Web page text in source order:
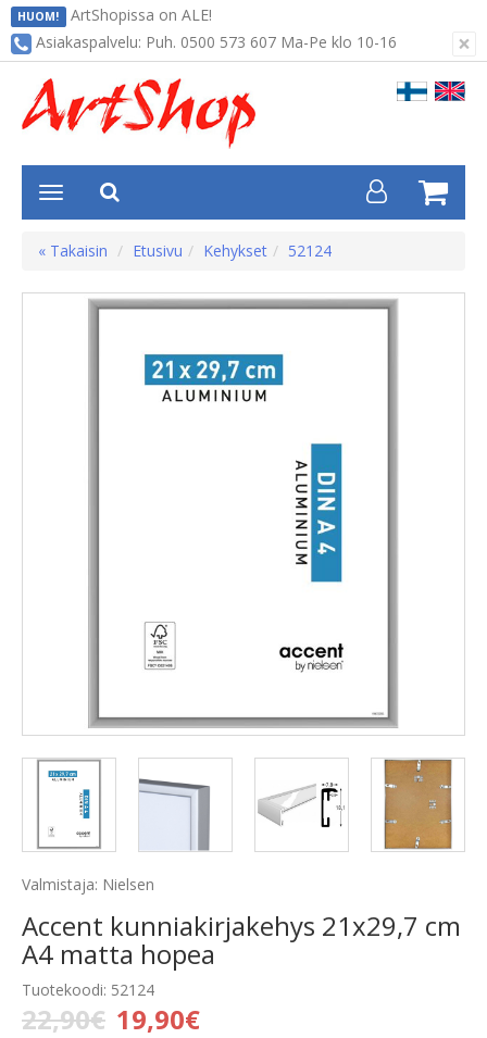
HUOM! ArtShopissa on ALE!
×
Asiakaspalvelu: Puh. 0500 573 607 Ma-Pe klo 10-16
« Takaisin Etusivu Kehykset 52124
Valmistaja: Nielsen
Accent kunniakirjakehys 21x29,7 cm
A4 matta hopea
Tuotekoodi: 52124
22,90€ 19,90€